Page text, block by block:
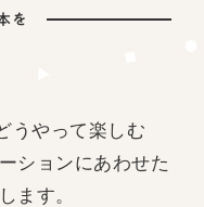
を
うやって楽しむ
ションにあわせた
ます。